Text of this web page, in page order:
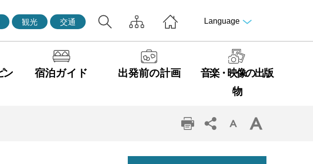
観光 交通 Language
ン
宿泊ガイド 出発前の計画
音楽・映像の出版
物